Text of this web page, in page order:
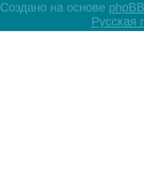
Создано на основе phpBB
Русская